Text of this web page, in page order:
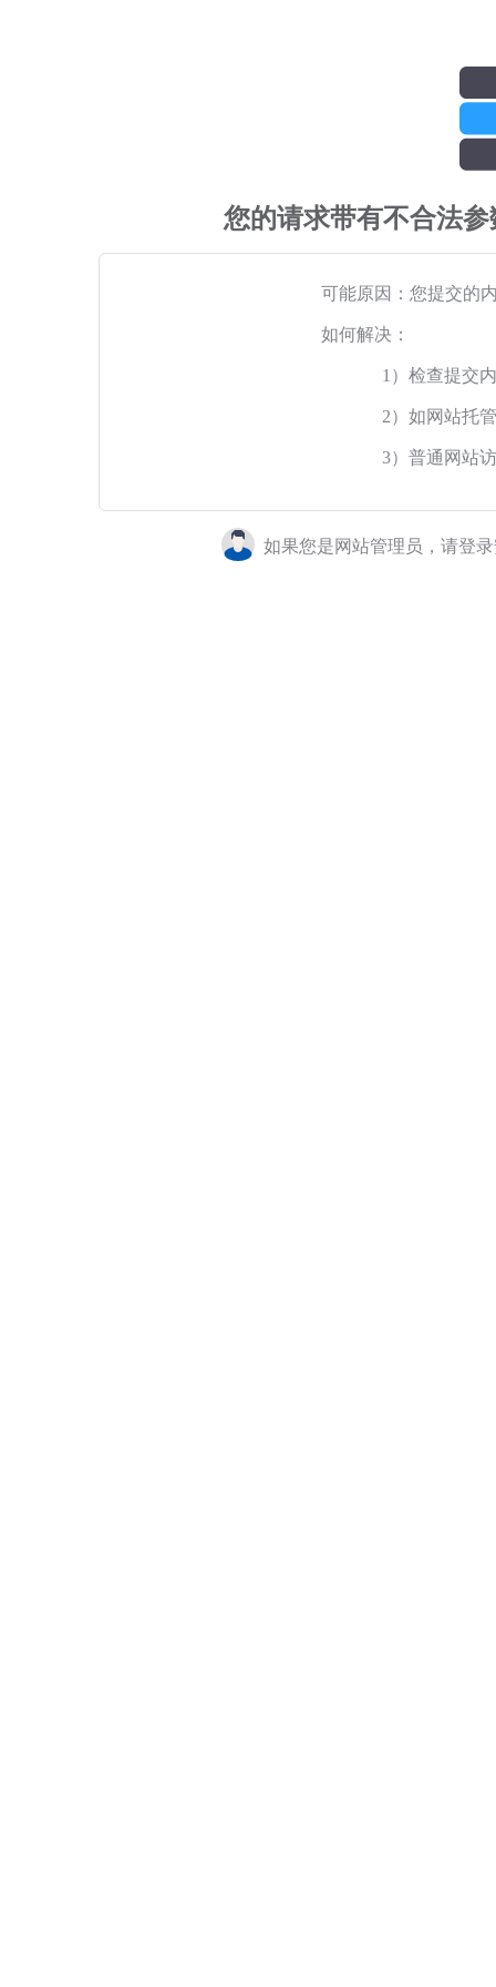
您的请求带有不合法
可能原因：您提交的
如何解决：
1）检查提交
2）如网站托
3）普通网站
如果您是网站管理员，请登